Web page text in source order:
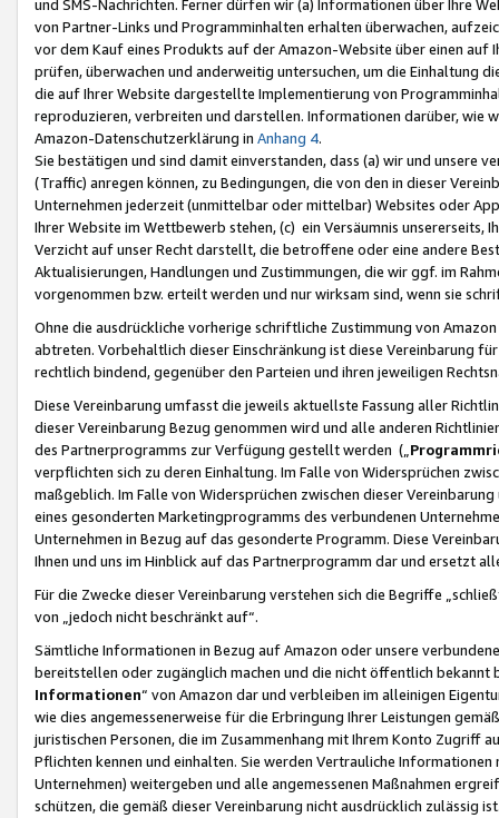
und SMS-Nachrichten. Ferner dürfen wir (a) Informationen über Ihre
von Partner-Links und Programminhalten erhalten überwachen,
vor dem Kauf eines Produkts auf der Amazon-Website über einen
prüfen, überwachen und anderweitig untersuchen, um die Einhaltung
die auf Ihrer Website dargestellte Implementierung von
reproduzieren, verbreiten und darstellen. Informationen darüber, wie
Amazon-Datenschutzerklärung in Anhang 4.
Sie bestätigen und sind damit einverstanden, dass (a) wir und
(Traffic) anregen können, zu Bedingungen, die von den in dieser
Unternehmen jederzeit (unmittelbar oder mittelbar) Websites oder
Ihrer Website im Wettbewerb stehen, (c) ein Versäumnis unsererseits,
Verzicht auf unser Recht darstellt, die betroffene oder eine andere
Aktualisierungen, Handlungen und Zustimmungen, die wir ggf. im
vorgenommen bzw. erteilt werden und nur wirksam sind, wenn sie
Ohne die ausdrückliche vorherige schriftliche Zustimmung von
abtreten. Vorbehaltlich dieser Einschränkung ist diese Vereinbarung
rechtlich bindend, gegenüber den Parteien und ihren jeweiligen
Diese Vereinbarung umfasst die jeweils aktuellste Fassung aller
dieser Vereinbarung Bezug genommen wird und alle anderen
des Partnerprogramms zur Verfügung gestellt werden („
verpflichten sich zu deren Einhaltung. Im Falle von Widersprüchen
maßgeblich. Im Falle von Widersprüchen zwischen dieser
eines gesonderten Marketingprogramms des verbundenen
Unternehmen in Bezug auf das gesonderte Programm. Diese
Ihnen und uns im Hinblick auf das Partnerprogramm dar und ersetzt
Für die Zwecke dieser Vereinbarung verstehen sich die Begriffe
von „jedoch nicht beschränkt auf“.
Sämtliche Informationen in Bezug auf Amazon oder unsere
bereitstellen oder zugänglich machen und die nicht öffentlich
Informationen“ von Amazon dar und verbleiben im alleinigen
wie dies angemessenerweise für die Erbringung Ihrer Leistungen
juristischen Personen, die im Zusammenhang mit Ihrem Konto
Pflichten kennen und einhalten. Sie werden Vertrauliche
Unternehmen) weitergeben und alle angemessenen Maßnahmen
schützen, die gemäß dieser Vereinbarung nicht ausdrücklich zulässig